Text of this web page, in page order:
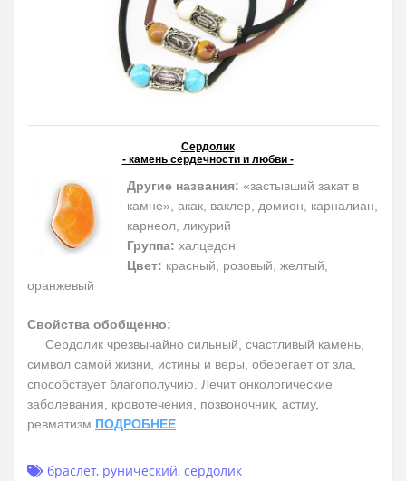
Сердолик
- камень сердечности и любви -
Другие названия: «застывший закат в
камне», акак, ваклер, домион, карналиан,
карнеол, ликурий
Группа: халцедон
Цвет: красный, розовый, желтый,
оранжевый
Свойства обобщенно:
Сердолик чрезвычайно сильный, счастливый камень,
символ самой жизни, истины и веры, оберегает от зла,
способствует благополучию. Лечит онкологические
заболевания, кровотечения, позвоночник, астму,
ревматизм ПОДРОБНЕЕ
браслет, рунический, сердолик